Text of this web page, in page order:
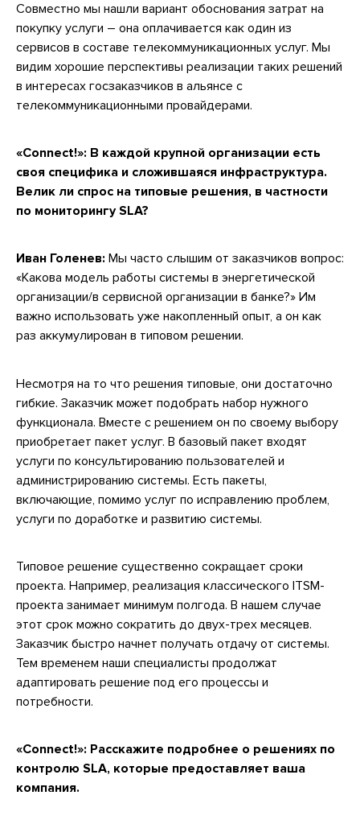
Совместно мы нашли вариант обоснования затрат на
покупку услуги – она оплачивается как один из
сервисов в составе телекоммуникационных услуг. Мы
видим хорошие перспективы реализации таких решений
в интересах госзаказчиков в альянсе с
телекоммуникационными провайдерами.
«Connect!»: В каждой крупной организации есть
своя специфика и сложившаяся инфраструктура.
Велик ли спрос на типовые решения, в частности
по мониторингу SLA?
Иван Голенев: Мы часто слышим от заказчиков вопрос:
«Какова модель работы системы в энергетической
организации/в сервисной организации в банке?» Им
важно использовать уже накопленный опыт, а он как
раз аккумулирован в типовом решении.
Несмотря на то что решения типовые, они достаточно
гибкие. Заказчик может подобрать набор нужного
функционала. Вместе с решением он по своему выбору
приобретает пакет услуг. В базовый пакет входят
услуги по консультированию пользователей и
администрированию системы. Есть пакеты,
включающие, помимо услуг по исправлению проблем,
услуги по доработке и развитию системы.
Типовое решение существенно сокращает сроки
проекта. Например, реализация классического ITSM-
проекта занимает минимум полгода. В нашем случае
этот срок можно сократить до двух-трех месяцев.
Заказчик быстро начнет получать отдачу от системы.
Тем временем наши специалисты продолжат
адаптировать решение под его процессы и
потребности.
«Connect!»: Расскажите подробнее о решениях по
контролю SLA, которые предоставляет ваша
компания.